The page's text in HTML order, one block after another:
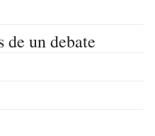
un debate